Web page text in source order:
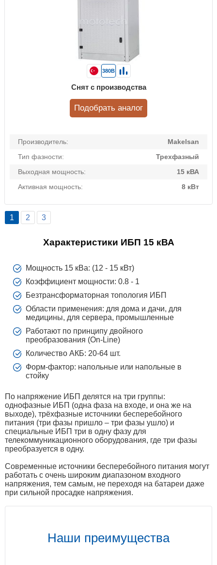
Производитель:
Makelsan
Тип фазности:
Трехфазный
Выходная мощность:
15 кВА
Активная мощность:
8 кВт
380В
Снят с производства
Подобрать аналог
1 2 3
Характеристики ИБП 15 кВА
Мощность 15 кВа: (12 - 15 кВт)
Коэффициент мощности: 0.8 - 1
Безтрансформаторная топология ИБП
Области применения: для дома и дачи, для
медицины, для сервера, промышленные
Работают по принципу двойного
преобразования (On-Line)
Количество АКБ: 20-64 шт.
Форм-фактор: напольные или напольные в
стойку
По напряжение ИБП делятся на три группы:
однофазные ИБП (одна фаза на входе, и она же на
выходе), трёхфазные источники бесперебойного
питания (три фазы пришло – три фазы ушло) и
специальные ИБП три в одну фазу для
телекоммуникационного оборудования, где три фазы
преобразуется в одну.
Современные источники бесперебойного питания могут
работать с очень широким диапазоном входного
напряжения, тем самым, не переходя на батареи даже
при сильной просадке напряжения.
Наши преимущества